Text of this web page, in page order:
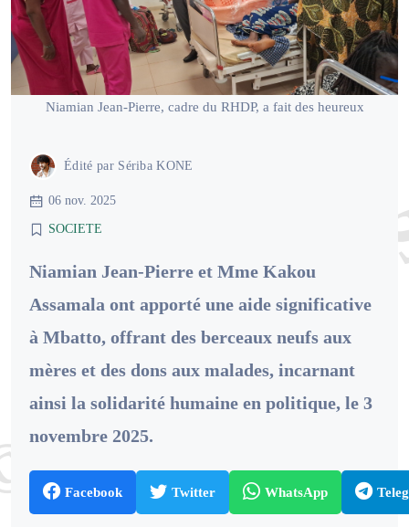
Niamian Jean-Pierre, cadre du RHDP, a fait des heureux
Édité par Sériba KONE
06 nov. 2025
SOCIETE
Niamian Jean-Pierre et Mme Kakou
Assamala ont apporté une aide significative
à Mbatto, offrant des berceaux neufs aux
mères et des dons aux malades, incarnant
ainsi la solidarité humaine en politique, le 3
novembre 2025.
Facebook Twitter WhatsApp